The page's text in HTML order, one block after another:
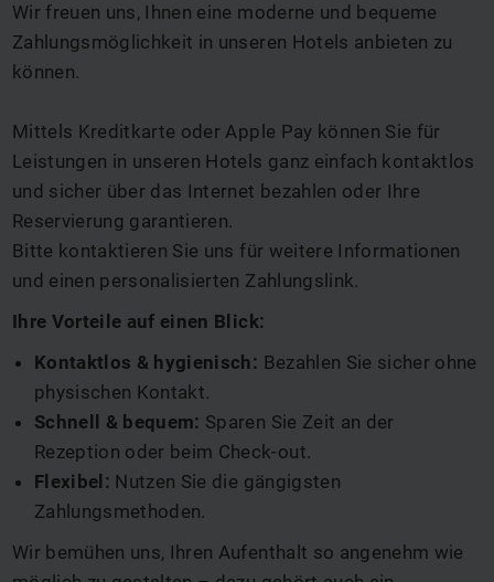
Wir freuen uns, Ihnen eine moderne und bequeme
Zahlungsmöglichkeit in unseren Hotels anbieten zu
können.
Mittels Kreditkarte oder Apple Pay können Sie für
Leistungen in unseren Hotels ganz einfach kontaktlos
und sicher über das Internet bezahlen oder Ihre
Reservierung garantieren.
Bitte kontaktieren Sie uns für weitere Informationen
und einen personalisierten Zahlungslink.
Ihre Vorteile auf einen Blick:
Kontaktlos & hygienisch: Bezahlen Sie sicher ohne
physischen Kontakt.
Schnell & bequem: Sparen Sie Zeit an der
Rezeption oder beim Check-out.
Flexibel: Nutzen Sie die gängigsten
Zahlungsmethoden.
Wir bemühen uns, Ihren Aufenthalt so angenehm wie